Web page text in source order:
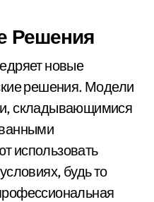
Решения
новые
решения. Модели
складывающимися
использовать
будь то